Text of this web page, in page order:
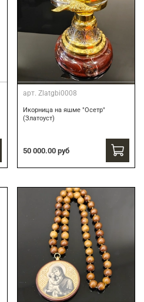
арт. Zlatgbi0008
Икорница на яшме "Осетр"
(Златоуст)
50 000.00 руб